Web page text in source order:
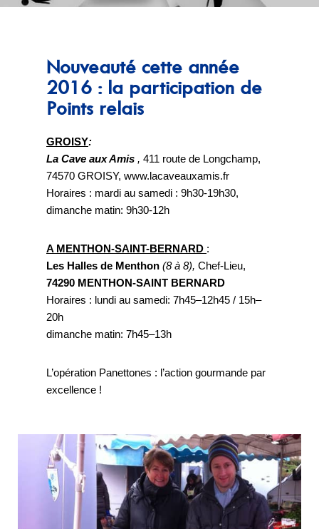
Nouveauté cette année
2016 : la participation de
Points relais
GROISY:
La Cave aux Amis , 411 route de Longchamp,
74570 GROISY, www.lacaveauxamis.fr
Horaires : mardi au samedi : 9h30-19h30,
dimanche matin: 9h30-12h
A MENTHON-SAINT-BERNARD :
Les Halles de Menthon (8 à 8), Chef-Lieu,
74290 MENTHON-SAINT BERNARD
Horaires : lundi au samedi: 7h45–12h45 / 15h–
20h
dimanche matin: 7h45–13h
L’opération Panettones : l’action gourmande par
excellence !